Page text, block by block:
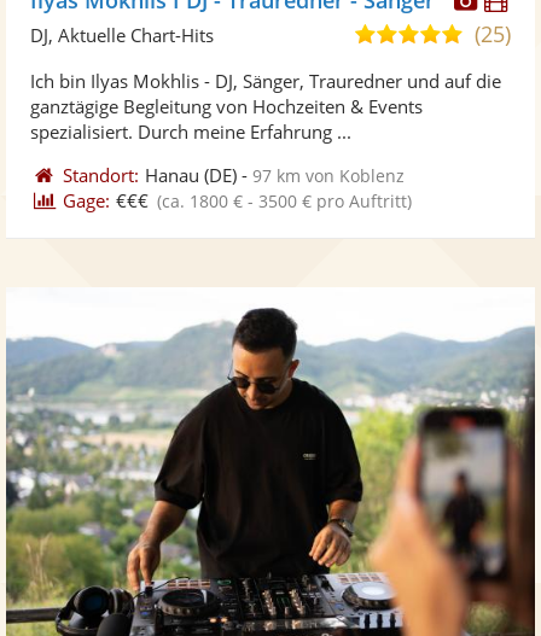
Fotos
5,0
5
(25)
DJ, Aktuelle Chart-Hits
Ich bin Ilyas Mokhlis - DJ, Sänger, Trauredner und auf die
ganztägige Begleitung von Hochzeiten & Events
spezialisiert. Durch meine Erfahrung ...
Standort: Hanau (DE) -97 km von Koblenz
Gage: €€€ (ca. 1800 € - 3500 € pro Auftritt)